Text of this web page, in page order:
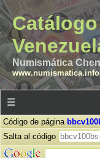
Numismática
☰
Código de página
Salta al código